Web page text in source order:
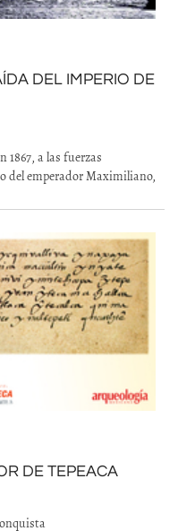
DEL IMPERIO DE
1867, a las fuerzas
del emperador Maximiliano,
DE TEPEACA